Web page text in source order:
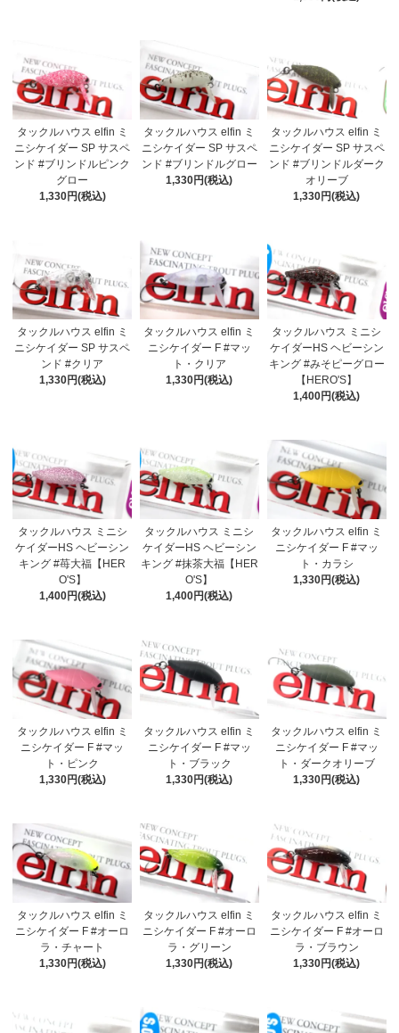
タックルハウス elfin ミ
ニシケイダー SP サスペ
ンド #ブリンドルピンク
グロー
1,330円(税込)
タックルハウス elfin ミ
ニシケイダー SP サスペ
ンド #ブリンドルグロー
1,330円(税込)
タックルハウス elfin ミ
ニシケイダー SP サスペ
ンド #ブリンドルダーク
オリーブ
1,330円(税込)
タックルハウス elfin ミ
ニシケイダー SP サスペ
ンド #クリア
1,330円(税込)
タックルハウス elfin ミ
ニシケイダー F #マッ
ト・クリア
1,330円(税込)
タックルハウス ミニシ
ケイダーHS ヘビーシン
キング #みそピーグロー
【HERO'S】
1,400円(税込)
タックルハウス ミニシ
ケイダーHS ヘビーシン
キング #苺大福【HER
O'S】
1,400円(税込)
タックルハウス ミニシ
ケイダーHS ヘビーシン
キング #抹茶大福【HER
O'S】
1,400円(税込)
タックルハウス elfin ミ
ニシケイダー F #マッ
ト・カラシ
1,330円(税込)
タックルハウス elfin ミ
ニシケイダー F #マッ
ト・ピンク
1,330円(税込)
タックルハウス elfin ミ
ニシケイダー F #マッ
ト・ブラック
1,330円(税込)
タックルハウス elfin ミ
ニシケイダー F #マッ
ト・ダークオリーブ
1,330円(税込)
タックルハウス elfin ミ
ニシケイダー F #オーロ
ラ・チャート
1,330円(税込)
タックルハウス elfin ミ
ニシケイダー F #オーロ
ラ・グリーン
1,330円(税込)
タックルハウス elfin ミ
ニシケイダー F #オーロ
ラ・ブラウン
1,330円(税込)